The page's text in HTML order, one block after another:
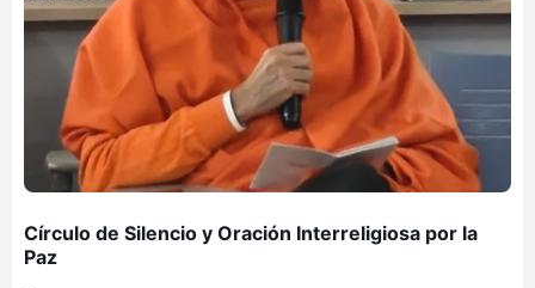
Círculo de Silencio y Oración Interreligiosa por la
Paz